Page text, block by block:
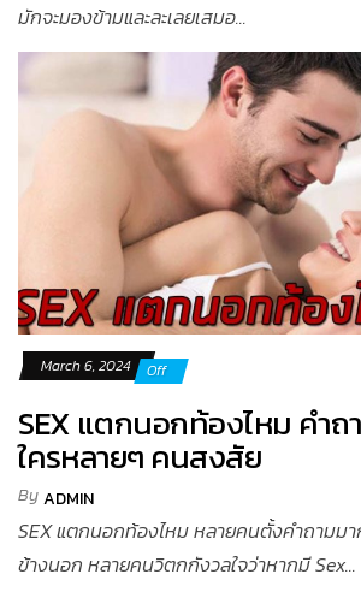
มักจะมองข้ามและละเลยเสมอ...
March 6, 2024 Off
SEX แตกนอกท้องไหม คำ
ใครหลายๆ คนสงสัย
ByADMIN
SEX แตกนอกท้องไหม หลายคนตั้งคำถามม
ข้างนอก หลายคนวิตกกังวลใจว่าหากมี Sex...